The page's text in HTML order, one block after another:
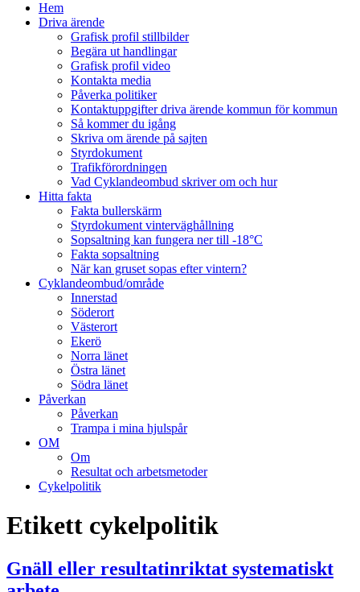
sökfältHem
Driva ärende
Grafisk profil stillbilder
Begära ut handlingar
Grafisk profil video
Kontakta media
Påverka politiker
Kontaktuppgifter driva ärende kommun för kommun
Så kommer du igång
Skriva om ärende på sajten
Styrdokument
Trafikförordningen
Vad Cyklandeombud skriver om och hur
Hitta fakta
Fakta bullerskärm
Styrdokument vinterväghållning
Sopsaltning kan fungera ner till -18°C
Fakta sopsaltning
När kan gruset sopas efter vintern?
Cyklandeombud/område
Innerstad
Söderort
Västerort
Ekerö
Norra länet
Östra länet
Södra länet
Påverkan
Påverkan
Trampa i mina hjulspår
OM
Om
Resultat och arbetsmetoder
Cykelpolitik
Etikett cykelpolitik
Gnäll eller resultatinriktat systematiskt